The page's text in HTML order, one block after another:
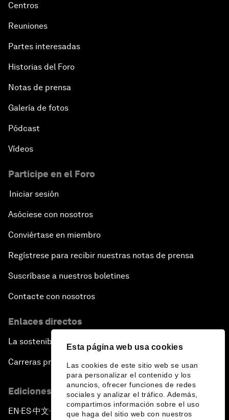
Esta página web usa cookies
Las cookies de este sitio web se usan
para personalizar el contenido y los
anuncios, ofrecer funciones de redes
sociales y analizar el tráfico. Además,
compartimos información sobre el uso
que haga del sitio web con nuestros
Centros
Reuniones
Partes interesadas
Historias del Foro
Notas de prensa
Galería de fotos
Pódcast
Vídeos
Participe en el Foro
Iniciar sesión
Asóciese con nosotros
Conviértase en miembro
Regístrese para recibir nuestras notas de prensa
Suscríbase a nuestros boletines
Contacte con nosotros
Enlaces directos
La sostenibilidad en el Foro
Carreras profesionales
Ediciones en otros idiomas
EN ▪ ES▪中文▪ 日本語